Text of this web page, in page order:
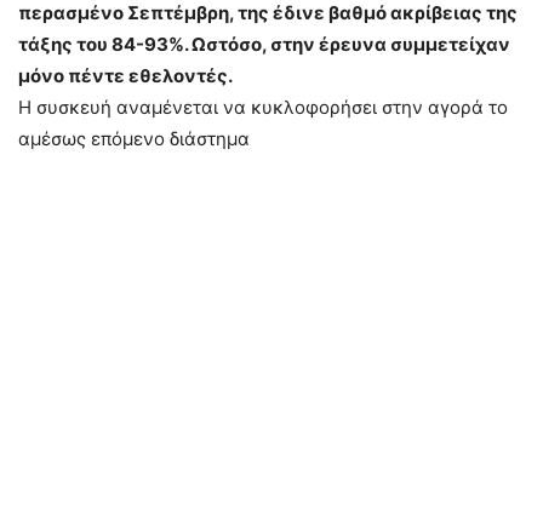
περασμένο Σεπτέμβρη, της έδινε βαθμό ακρίβειας της
τάξης του 84-93%. Ωστόσο, στην έρευνα συμμετείχαν
μόνο πέντε εθελοντές.
Η συσκευή αναμένεται να κυκλοφορήσει στην αγορά το
αμέσως επόμενο διάστημα